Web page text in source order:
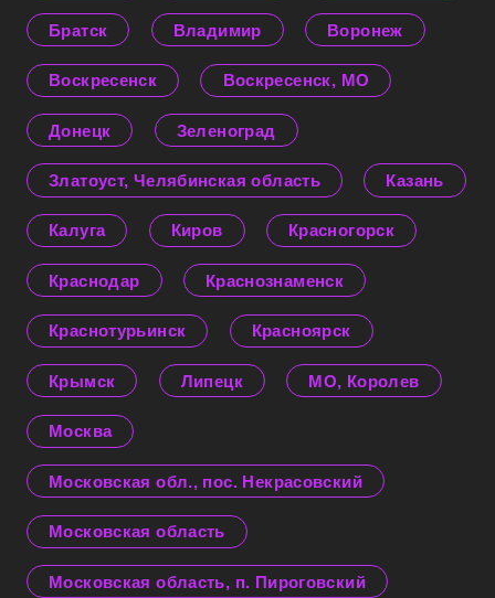
Братск Владимир Воронеж
Воскресенск Воскресенск, МО
Донецк Зеленоград
Златоуст, Челябинская область Казань
Калуга Киров Красногорск
Краснодар Краснознаменск
Краснотурьинск Красноярск
Крымск Липецк МО, Королев
Москва
Московская обл., пос. Некрасовский
Московская область
Московская область, п. Пироговский